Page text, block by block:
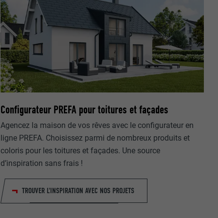
Configurateur PREFA pour toitures et façades
Agencez la maison de vos rêves avec le configurateur en
ligne PREFA. Choisissez parmi de nombreux produits et
coloris pour les toitures et façades. Une source
d’inspiration sans frais !
TROUVER L'INSPIRATION AVEC NOS PROJETS
Ne
« Suivez-